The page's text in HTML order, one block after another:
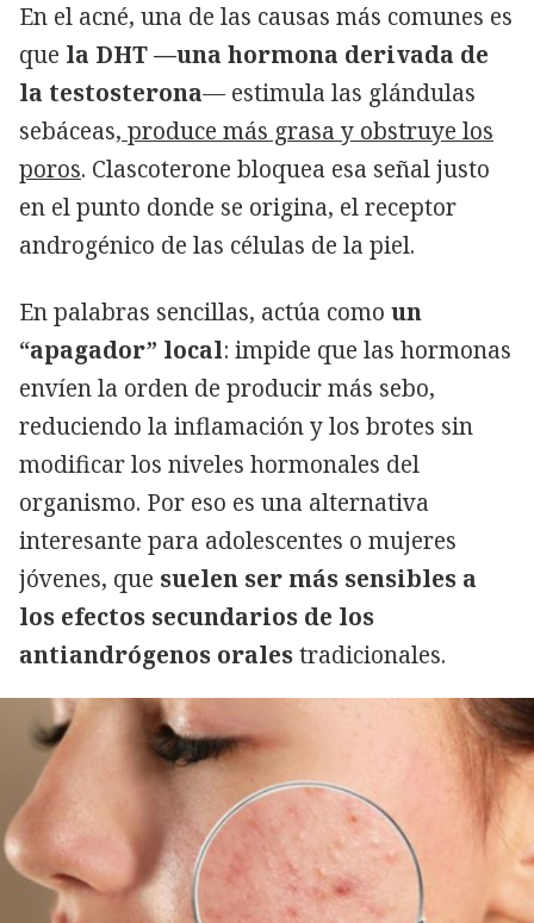
En el acné, una de las causas más comunes es
que la DHT —una hormona derivada de
la testosterona— estimula las glándulas
sebáceas, produce más grasa y obstruye los
poros. Clascoterone bloquea esa señal justo
en el punto donde se origina, el receptor
androgénico de las células de la piel.
En palabras sencillas, actúa como un
“apagador” local: impide que las hormonas
envíen la orden de producir más sebo,
reduciendo la inflamación y los brotes sin
modificar los niveles hormonales del
organismo. Por eso es una alternativa
interesante para adolescentes o mujeres
jóvenes, que suelen ser más sensibles a
los efectos secundarios de los
antiandrógenos oralestradicionales.